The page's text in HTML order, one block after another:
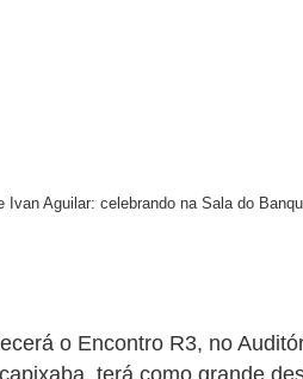
Ivan Aguilar: celebrando na Sala do
o Encontro R3, no
terá como grande